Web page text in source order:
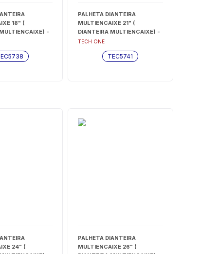
18" (
-
PALHETA DIANTEIRA
MULTIENCAIXE 21" (
DIANTEIRA MULTIENCAIXE) -
TEC5741
TECH ONE
TEC5741
24" (
PALHETA DIANTEIRA
MULTIENCAIXE 26" (